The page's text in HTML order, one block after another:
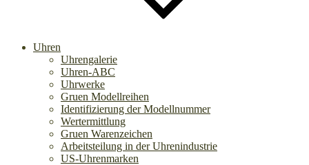
Uhren
Uhrengalerie
Uhren-ABC
Uhrwerke
Gruen Modellreihen
Identifizierung der Modellnummer
Wertermittlung
Gruen Warenzeichen
Arbeitsteilung in der Uhrenindustrie
US-Uhrenmarken